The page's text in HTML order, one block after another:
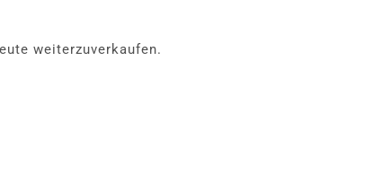
weiterzuverkaufen.